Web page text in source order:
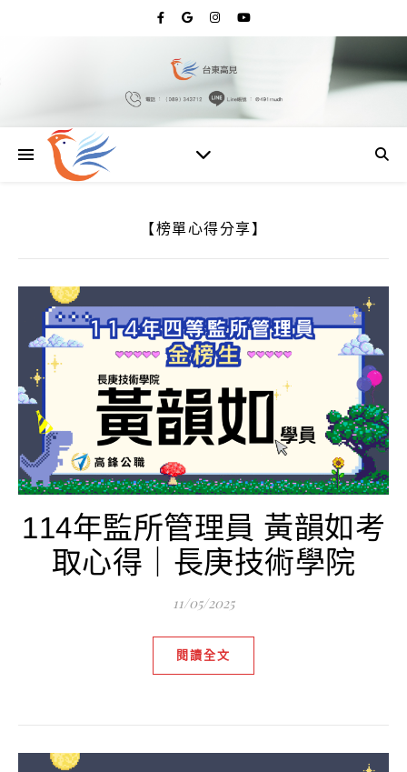
【榜單心得分享】
114年監所管理員 黃韻如考
取心得｜長庚技術學院
11/05/2025
閱讀全文